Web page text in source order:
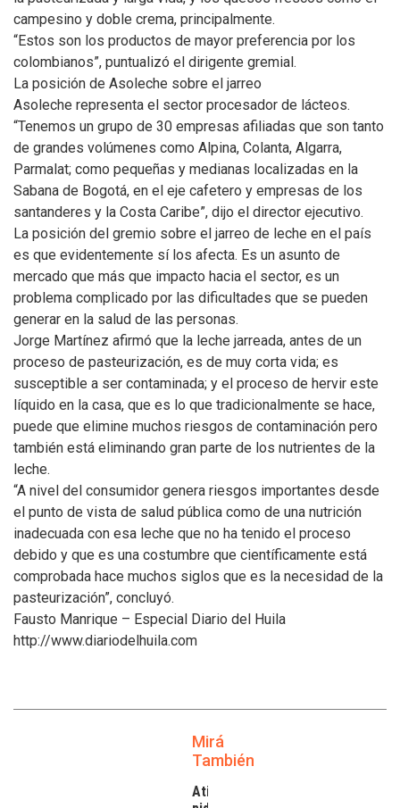
campesino y doble crema, principalmente.
“Estos son los productos de mayor preferencia por los
colombianos”, puntualizó el dirigente gremial.
La posición de Asoleche sobre el jarreo
Asoleche representa el sector procesador de lácteos.
“Tenemos un grupo de 30 empresas afiliadas que son tanto
de grandes volúmenes como Alpina, Colanta, Algarra,
Parmalat; como pequeñas y medianas localizadas en la
Sabana de Bogotá, en el eje cafetero y empresas de los
santanderes y la Costa Caribe”, dijo el director ejecutivo.
La posición del gremio sobre el jarreo de leche en el país
es que evidentemente sí los afecta. Es un asunto de
mercado que más que impacto hacia el sector, es un
problema complicado por las dificultades que se pueden
generar en la salud de las personas.
Jorge Martínez afirmó que la leche jarreada, antes de un
proceso de pasteurización, es de muy corta vida; es
susceptible a ser contaminada; y el proceso de hervir este
líquido en la casa, que es lo que tradicionalmente se hace,
puede que elimine muchos riesgos de contaminación pero
también está eliminando gran parte de los nutrientes de la
leche.
“A nivel del consumidor genera riesgos importantes desde
el punto de vista de salud pública como de una nutrición
inadecuada con esa leche que no ha tenido el proceso
debido y que es una costumbre que científicamente está
comprobada hace muchos siglos que es la necesidad de la
pasteurización”, concluyó.
Fausto Manrique – Especial Diario del Huila
http://www.diariodelhuila.com
Mirá
También
Atilra